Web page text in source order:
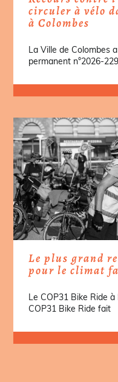
circuler à vélo
à Colombes
La Ville de Colombes
permanent n°2026-
Le plus grand
pour le climat
Le COP31 Bike Ride
COP31 Bike Ride fait